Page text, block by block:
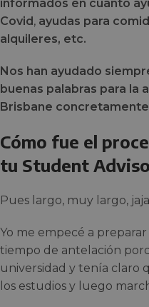
informados en cuanto
Covid , ayudas para
alquileres, etc.
Nos han ayudado
buenas palabras para la
Brisbane concretamente
Cómo fue el
tu Student
Pues largo, muy largo,
Yo me empecé a
tiempo de antelación
universidad y tenía claro
los estudios y luego